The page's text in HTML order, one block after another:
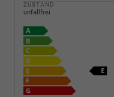
ZUSTAND
unfallfrei